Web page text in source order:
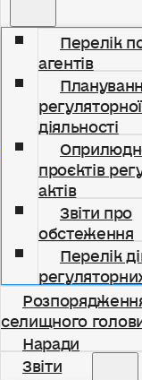
Перелік
агентів
регуляторної
діяльності
проєктів
актів
Звіти про
обстеження
Перелік
селищного
Наради
Звіти
Надто довго?
Відкрити в